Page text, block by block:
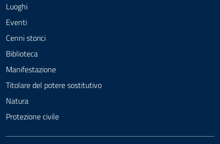
Luoghi
Eventi
Cenni storici
Biblioteca
Manifestazione
Titolare del potere sostitutivo
Natura
Protezione civile